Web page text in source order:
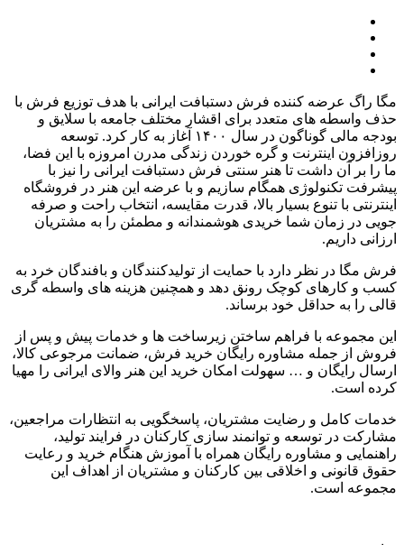
مگا راگ عرضه کننده فرش دستبافت ایرانی با هدف توزیع فرش با
حذف واسطه های متعدد برای اقشار مختلف جامعه با سلایق و
بودجه مالی گوناگون در سال
آغاز به کار کرد. توسعه
روزافزون اینترنت و گره خوردن زندگی مدرن امروزه با این فضا،
ما را بر آن داشت تا هنر سنتی فرش دستبافت ایرانی را نیز با
پیشرفت تکنولوژی همگام سازیم و با عرضه این هنر در فروشگاه
اینترنتی با تنوع بسیار بالا، قدرت مقایسه، انتخاب راحت و صرفه
جویی در زمان شما خریدی هوشمندانه و مطمئن را به مشتریان
ارزانی داریم.
فرش مگا در نظر دارد با حمایت از تولیدکنندگان و بافندگان خرد به
کسب و کارهای کوچک رونق دهد و همچنین هزینه های واسطه گری
قالی را به حداقل خود برساند.
این مجموعه با فراهم ساختن زیرساخت ها و خدمات پیش و پس از
فروش از جمله مشاوره رایگان خرید فرش، ضمانت مرجوعی کالا،
ارسال رایگان و … سهولت امکان خرید این هنر والای ایرانی را مهیا
کرده است.
خدمات کامل و رضایت مشتریان، پاسخگویی به انتظارات مراجعین،
مشارکت در توسعه و توانمند سازی کارکنان در فرایند تولید،
راهنمایی و مشاوره رایگان همراه با آموزش هنگام خرید و رعایت
حقوق قانونی و اخلاقی بین کارکنان و مشتریان از اهداف این
مجموعه است.